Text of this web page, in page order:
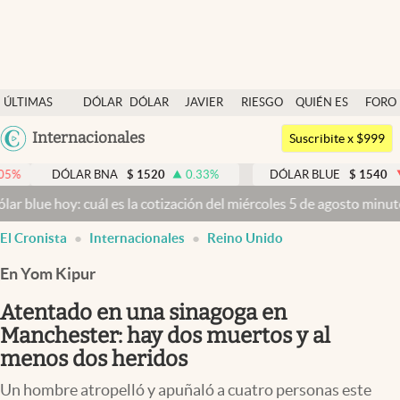
ÚLTIMAS
NOTICIAS
DÓLAR
DÓLAR
JAVIER
RIESGO
QUIÉN ES
QUIÉN
FORO
Argentina
México
Internacionales
Dólar
Members
Economía y Política
Finanzas y Mercados
Mercados Online
Negocios
Columnistas
Otras secciones
Suscribite x $999
BNA $ 1520 0.33% DÓLAR BLUE $ 1540 -0.32%
es la cotización del miércoles 5 de agosto minuto a minuto
El Cronista Internacionales Reino Unido
En Yom Kipur
Atentado en una sinagoga en
Manchester: hay dos muertos y al
menos dos heridos
Un hombre atropelló y apuñaló a cuatro personas este